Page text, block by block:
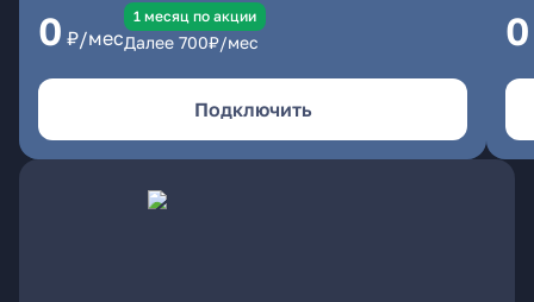
0 ₽/мес
1 месяц по акции
Далее 700₽/мес
Подключить
0